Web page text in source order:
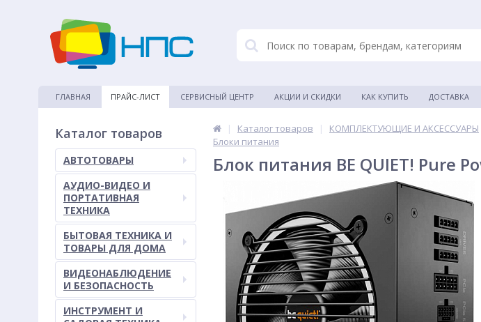
ГЛАВНАЯ ПРАЙС-ЛИСТ СЕРВИСНЫЙ ЦЕНТР АКЦИИ И СКИДКИ КАК КУПИТЬ ДОСТАВКА
Каталог товаров
АВТОТОВАРЫ
АУДИО-ВИДЕО И
ПОРТАТИВНАЯ
ТЕХНИКА
БЫТОВАЯ ТЕХНИКА И
ТОВАРЫ ДЛЯ ДОМА
ВИДЕОНАБЛЮДЕНИЕ
И БЕЗОПАСНОСТЬ
ИНСТРУМЕНТ И
| Каталог товаров | КОМПЛЕКТУЮЩИЕ И АКСЕССУАРЫ
Блоки питания
Блок питания BE QUIET! Pure